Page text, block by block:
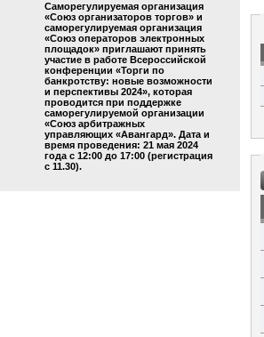
Саморегулируемая организация
«Союз организаторов торгов» и
саморегулируемая организация
«Союз операторов электронных
площадок» приглашают принять
участие в работе Всероссийской
конференции «Торги по
банкротству: новые возможности
и перспективы 2024», которая
проводится при поддержке
саморегулируемой организации
«Союз арбитражных
управляющих «Авангард». Дата и
время проведения: 21 мая 2024
года с 12:00 до 17:00 (регистрация
с 11.30).